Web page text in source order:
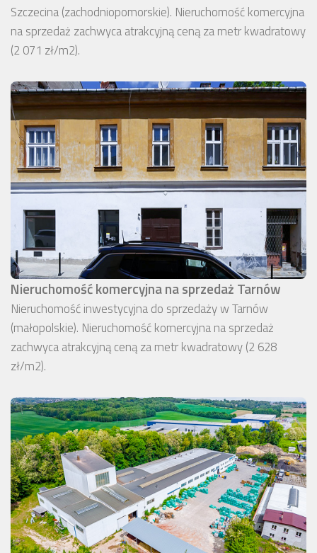
Szczecina (zachodniopomorskie). Nieruchomość komercyjna
na sprzedaż zachwyca atrakcyjną ceną za metr kwadratowy
(2 071 zł/m2).
Nieruchomość komercyjna na sprzedaż Tarnów
Nieruchomość inwestycyjna do sprzedaży w Tarnów
(małopolskie). Nieruchomość komercyjna na sprzedaż
zachwyca atrakcyjną ceną za metr kwadratowy (2 628
zł/m2).